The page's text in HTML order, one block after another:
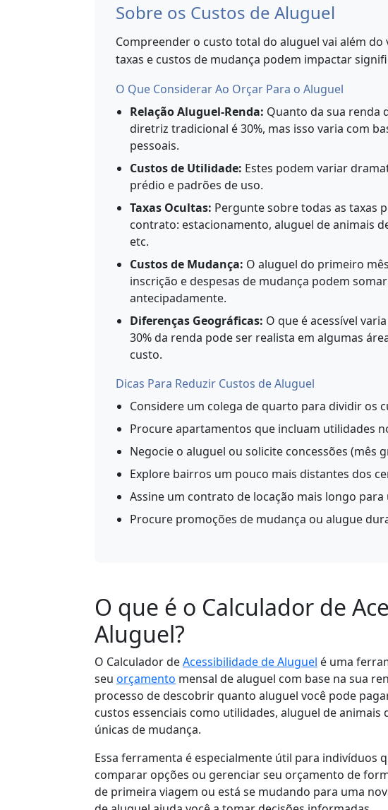
Sobre os Custos de Aluguel
Compreender o custo total do aluguel vai além
taxas e custos de mudança podem impactar
O Que Considerar Ao Orçar Para o Aluguel
Relação Aluguel-Renda: Quanto da sua renda
diretriz tradicional é 30%, mas isso varia com
pessoais.
Custos de Utilidade: Estes podem variar
prédio e padrões de uso.
Taxas Ocultas: Pergunte sobre todas as taxas
contrato: estacionamento, aluguel de animais
etc.
Custos de Mudança: O aluguel do primeiro
inscrição e despesas de mudança podem
antecipadamente.
Diferenças Geográficas: O que é acessível
30% da renda pode ser realista em algumas
custo.
Dicas Para Reduzir Custos de Aluguel
Considere um colega de quarto para dividir os
Procure apartamentos que incluam utilidades
Negocie o aluguel ou solicite concessões (mês
Explore bairros um pouco mais distantes dos
Assine um contrato de locação mais longo para
Procure promoções de mudança ou alugue
O que é o Calculador de
Aluguel?
O Calculador deAcessibilidade de Aluguel é uma
seu orçamento mensal de aluguel com base na sua
processo de descobrir quanto aluguel você pode
custos essenciais como utilidades, aluguel de
únicas de mudança.
Essa ferramenta é especialmente útil para indivíduos
comparar opções ou gerenciar seu orçamento de
de primeira viagem ou está se mudando para uma